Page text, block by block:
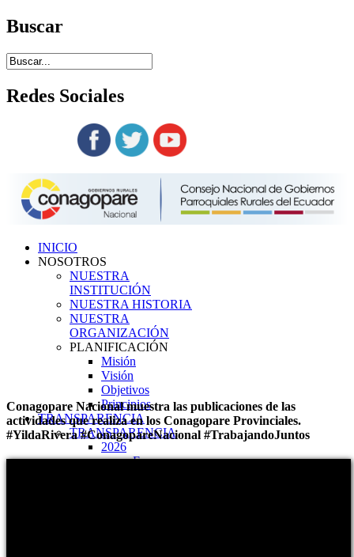
Buscar
Redes Sociales
INICIO
NOSOTROS
NUESTRA
INSTITUCIÓN
NUESTRA HISTORIA
NUESTRA
ORGANIZACIÓN
PLANIFICACIÓN
Misión
Visión
Objetivos
Principios
TRANSPARENCIA
TRANSPARENCIA
2026
Enero
Conagopare Nacional muestra las publicaciones de las
actividades que realiza en los Conagopare Provinciales.
#YildaRivera #ConagopareNacional #TrabajandoJuntos